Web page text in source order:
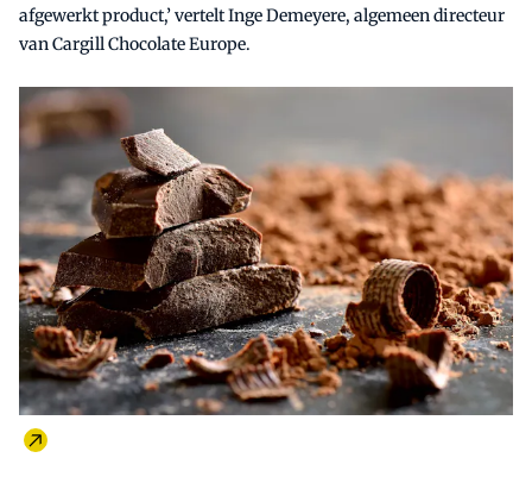
afgewerkt product,’ vertelt Inge Demeyere, algemeen directeur
van Cargill Chocolate Europe.